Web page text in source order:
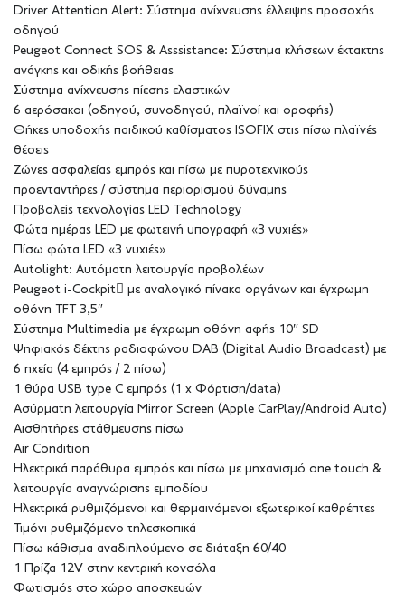
Driver Attention Alert: Σύστημα ανίχνευσης έλλειψης προσοχής
οδηγού
Peugeot Connect SOS & Asssistance: Σύστημα κλήσεων έκτακτης
ανάγκης και οδικής βοήθειας
Σύστημα ανίχνευσης πίεσης ελαστικών
6 αερόσακοι (οδηγού, συνοδηγού, πλαϊνοί και οροφής)
Θήκες υποδοχής παιδικού καθίσματος ISOFIX στις πίσω πλαϊνές
θέσεις
Ζώνες ασφαλείας εμπρός και πίσω με πυροτεχνικούς
προενταντήρες / σύστημα περιορισμού δύναμης
Προβολείς τεχνολογίας LED Technology
Φώτα ημέρας LED με φωτεινή υπογραφή «3 νυχιές»
Πίσω φώτα LED «3 νυχιές»
Autolight: Αυτόματη λειτουργία προβολέων
Peugeot i-Cockpit με αναλογικό πίνακα οργάνων και έγχρωμη
οθόνη TFT 3,5″
Σύστημα Multimedia με έγχρωμη οθόνη αφής 10″ SD
Ψηφιακός δέκτης ραδιοφώνου DAB (Digital Audio Broadcast) με
6 ηχεία (4 εμπρός / 2 πίσω)
1 θύρα USB type C εμπρός (1 x Φόρτιση/data)
Ασύρματη λειτουργία Mirror Screen (Apple CarPlay/Android Auto)
Αισθητήρες στάθμευσης πίσω
Air Condition
Ηλεκτρικά παράθυρα εμπρός και πίσω με μηχανισμό one touch &
λειτουργία αναγνώρισης εμποδίου
Ηλεκτρικά ρυθμιζόμενοι και θερμαινόμενοι εξωτερικοί καθρέπτες
Τιμόνι ρυθμιζόμενο τηλεσκοπικά
Πίσω κάθισμα αναδιπλούμενο σε διάταξη 60/40
1 Πρίζα 12V στην κεντρική κονσόλα
Φωτισμός στο χώρο αποσκευών